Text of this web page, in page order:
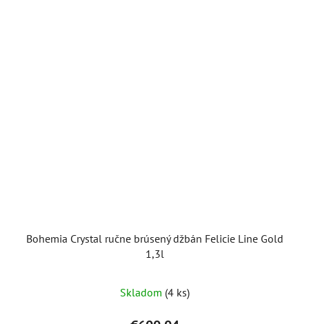
Bohemia Crystal ručne brúsený džbán Felicie Line Gold
1,3l
Skladom (4 ks)